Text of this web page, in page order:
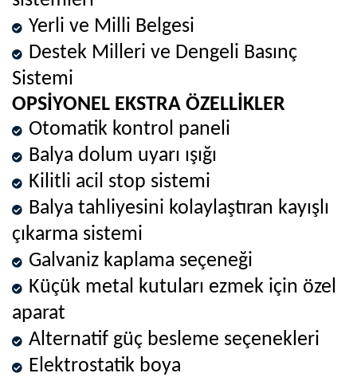
Yerli ve Milli Belgesi
Destek Milleri ve Dengeli Basınç
Sistemi
OPSİYONEL EKSTRA ÖZELLİKLER
Otomatik kontrol paneli
Balya dolum uyarı ışığı
Kilitli acil stop sistemi
Balya tahliyesini kolaylaştıran kayışlı
çıkarma sistemi
Galvaniz kaplama seçeneği
Küçük metal kutuları ezmek için özel
aparat
Alternatif güç besleme seçenekleri
Elektrostatik boya